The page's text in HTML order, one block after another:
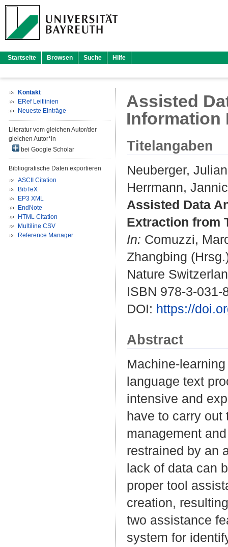
Startseite Browsen Suche Hilfe
Kontakt
ERef Leitlinien
Neueste Einträge
Literatur vom gleichen Autor/der
gleichen Autor*in
bei Google Scholar
Bibliografische Daten exportieren
ASCII Citation
BibTeX
EP3 XML
EndNote
HTML Citation
Multiline CSV
Reference Manager
Assisted
Information
Titelangaben
Neuberger, Julian
Herrmann, Jannic
Assisted Data
Extraction from
In: Comuzzi,
Zhangbing
Nature
ISBN 978-3-031-
DOI: https://
Abstract
Machine-
language text
intensive and
have to carry
management
restrained by an
lack of data can
proper tool
creation,
two assistance
system for